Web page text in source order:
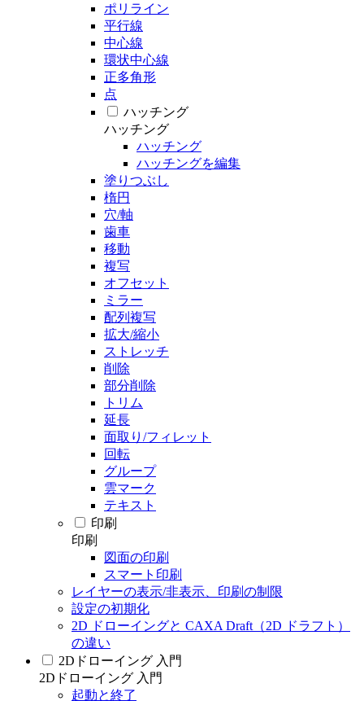
ポリライン
平行線
中心線
環状中心線
正多角形
点
ハッチング
ハッチング
ハッチング
ハッチングを編集
塗りつぶし
楕円
穴/軸
歯車
移動
複写
オフセット
ミラー
配列複写
拡大/縮小
ストレッチ
削除
部分削除
トリム
延長
面取り/フィレット
回転
グループ
雲マーク
テキスト
印刷
印刷
図面の印刷
スマート印刷
レイヤーの表示/非表示、印刷の制限
設定の初期化
2D ドローイングと CAXA Draft（2D ドラフト）
の違い
2Dドローイング 入門
2Dドローイング 入門
起動と終了